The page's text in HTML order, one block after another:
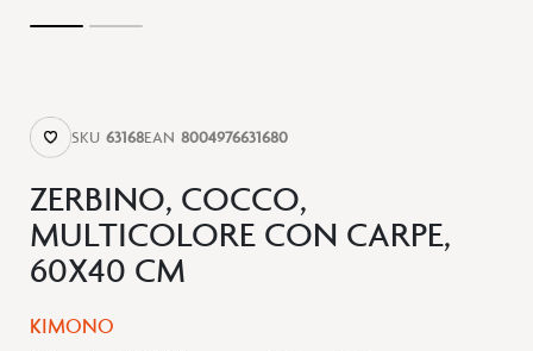
ZERBINO, COCCO,
MULTICOLORE CON CARPE,
60X40 CM
SKU 63168EAN 8004976631680
KIMONO